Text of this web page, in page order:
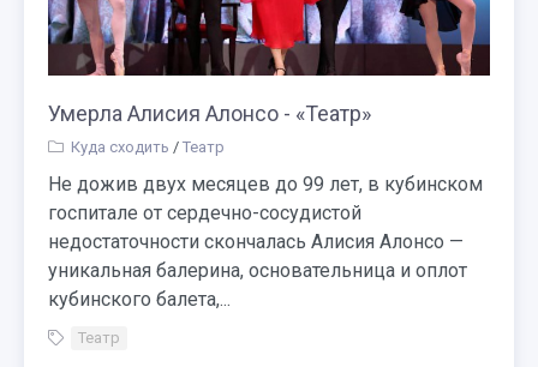
Умерла Алисия Алонсо - «Театр»
Куда сходить / Театр
Не дожив двух месяцев до 99 лет, в кубинском
госпитале от сердечно-сосудистой
недостаточности скончалась Алисия Алонсо —
уникальная балерина, основательница и оплот
кубинского балета,...
Театр